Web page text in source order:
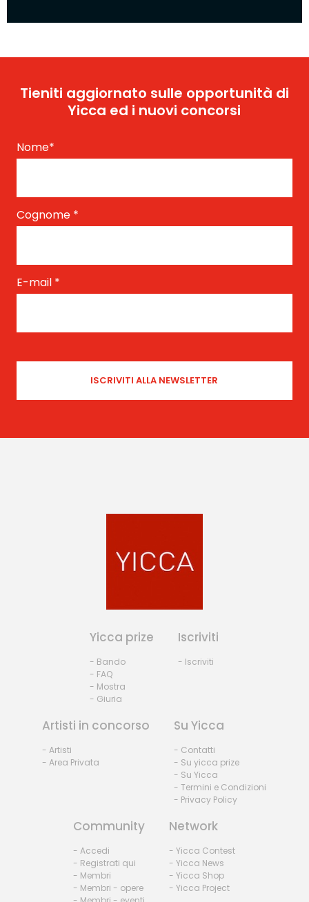
Tieniti aggiornato sulle opportunità di
Yicca ed i nuovi concorsi
Nome*
Cognome *
E-mail *
Yicca prize
- Bando
- FAQ
- Mostra
- Giuria
Iscriviti
- Iscriviti
Artisti in concorso
- Artisti
- Area Privata
Su Yicca
- Contatti
- Su yicca prize
- Su Yicca
- Termini e Condizioni
- Privacy Policy
Community
- Accedi
- Registrati qui
- Membri
- Membri - opere
Network
- Yicca Contest
- Yicca News
- Yicca Shop
- Yicca Project